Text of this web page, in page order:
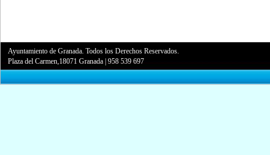
Ayuntamiento de Granada. Todos los Derechos Reservados.
Plaza del Carmen,18071 Granada |958 539 697